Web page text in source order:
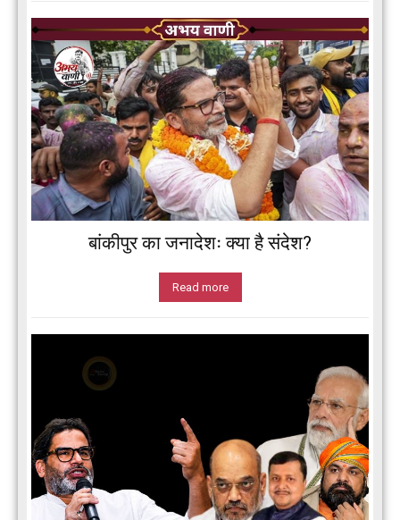
बांकीपुर का जनादेशः क्या है संदेश?
Read more